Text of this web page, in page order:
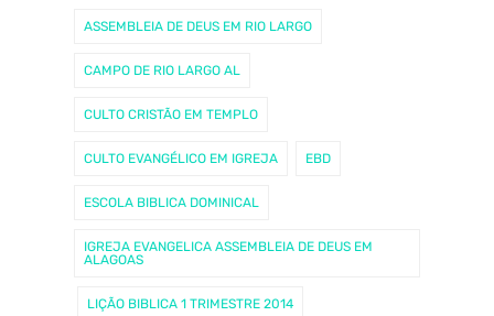
ASSEMBLEIA DE DEUS EM RIO LARGO
CAMPO DE RIO LARGO AL
CULTO CRISTÃO EM TEMPLO
CULTO EVANGÉLICO EM IGREJA EBD
ESCOLA BIBLICA DOMINICAL
IGREJA EVANGELICA ASSEMBLEIA DE DEUS EM
ALAGOAS
LIÇÃO BIBLICA 1 TRIMESTRE 2014